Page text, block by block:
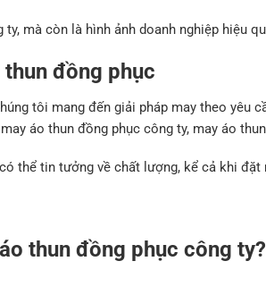
mà còn là hình ảnh doanh nghiệp hiệu
đồng phục
tôi mang đến giải pháp may theo yêu
áo thun đồng phục công ty, may áo
thể tin tưởng về chất lượng, kể cả khi đặt
thun đồng phục công ty?